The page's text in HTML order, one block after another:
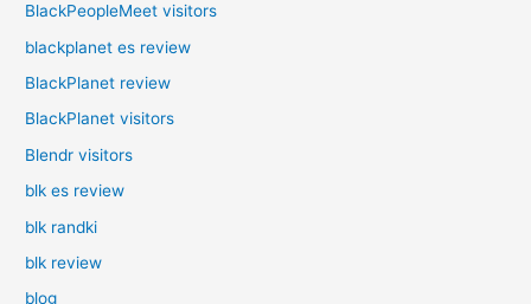
BlackPeopleMeet visitors
blackplanet es review
BlackPlanet review
BlackPlanet visitors
Blendr visitors
blk es review
blk randki
blk review
blog